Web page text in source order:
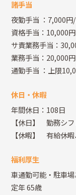
諸手当
夜勤手当 ：7,000
資格手当：10,000円
サ責業務手当：
業務手当：20,000円
通勤手当 ：上限
休日・休暇
年間休日：108日
【休日】 勤務シフ
【休暇】 有給休
福利厚生
車通勤可能・駐車場
定年 65歳